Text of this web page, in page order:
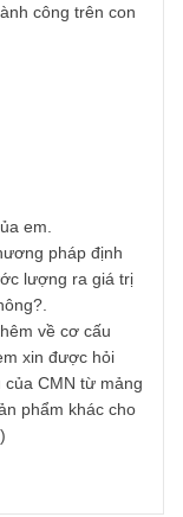
là hai, ba là các
cho rằng giá trị vô
mỗi ngành nghề sẽ
ngành yêu cầu
vực sản xuất
ngành bán hàng
chất lượng sản
trị vô hình này là
là biên an toàn khi
chúng tôi đang trả
giải quyết xong.